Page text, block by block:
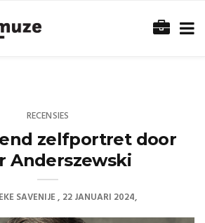
RECENSIES
zelfportret door
Anderszewski
SAVENIJE 22 JANUARI 2024